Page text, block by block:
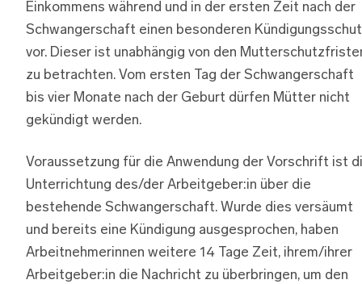
Einkommens während und in der ersten Zeit nach der
Schwangerschaft einen besonderen
vor. Dieser ist unabhängig von den
zu betrachten. Vom ersten Tag der Schwangerschaft
bis vier Monate nach der Geburt dürfen Mütter nicht
gekündigt werden.
Voraussetzung für die Anwendung der Vorschrift ist
Unterrichtung des/der Arbeitgeber:in über die
bestehende Schwangerschaft. Wurde dies versäumt
und bereits eine Kündigung ausgesprochen, haben
Arbeitnehmerinnen weitere 14 Tage Zeit, ihrem/ihrer
Arbeitgeber:in die Nachricht zu überbringen, um den